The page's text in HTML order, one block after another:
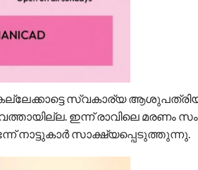
സ്വകാര്യ
ഇന്ന് രാവിലെ മരണം
നാട്ടുകാർ സാക്ഷ്യപ്പെടുത്തുന്നു.